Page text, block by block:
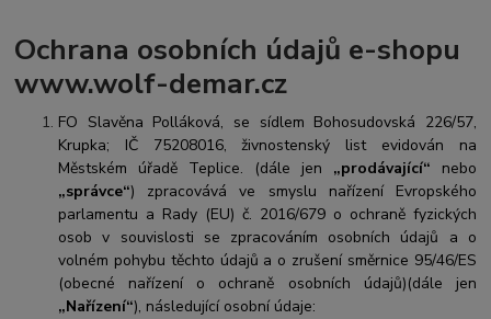
Ochrana osobních údajů e-shopu
www.wolf-demar.cz
FO Slavěna Polláková, se sídlem Bohosudovská 226/57,
Krupka; IČ 75208016, živnostenský list evidován na
Městském úřadě Teplice. (dále jen „prodávající“ nebo
„správce“) zpracovává ve smyslu nařízení Evropského
parlamentu a Rady (EU) č. 2016/679 o ochraně fyzických
osob v souvislosti se zpracováním osobních údajů a o
volném pohybu těchto údajů a o zrušení směrnice 95/46/ES
(obecné nařízení o ochraně osobních údajů)(dále jen
„Nařízení“), následující osobní údaje: